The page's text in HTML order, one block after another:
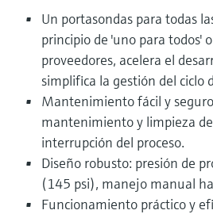
Un portasondas para todas
principio de 'uno para todos'
proveedores, acelera el
simplifica la gestión del ciclo
Mantenimiento fácil y
mantenimiento y limpieza
interrupción del proceso.
Diseño robusto: presión de
(145 psi), manejo manual
Funcionamiento práctico y